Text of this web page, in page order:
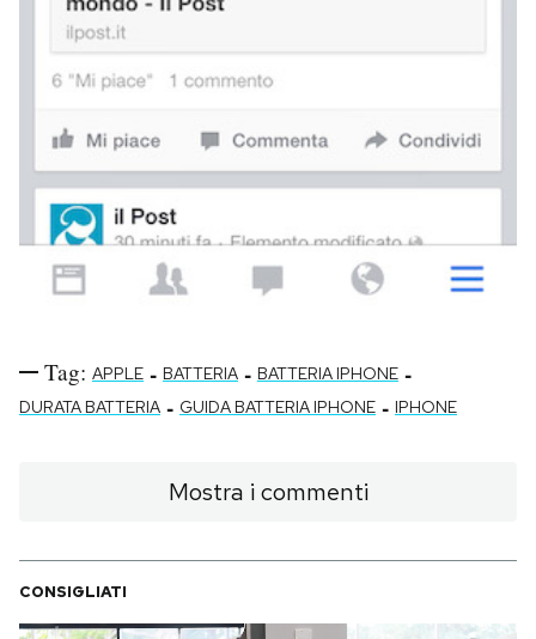
Tag: APPLE - BATTERIA - BATTERIA IPHONE -
DURATA BATTERIA - GUIDA BATTERIA IPHONE - IPHONE
Mostra i commenti
CONSIGLIATI